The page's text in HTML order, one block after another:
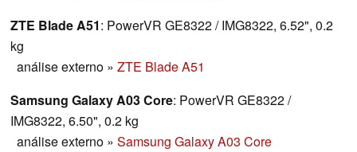
ZTE Blade A51: PowerVR GE8322 / IMG8322, 6.52", 0.2
kg
análise externo » ZTE Blade A51
Samsung Galaxy A03 Core: PowerVR GE8322 /
IMG8322, 6.50", 0.2 kg
análise externo » Samsung Galaxy A03 Core